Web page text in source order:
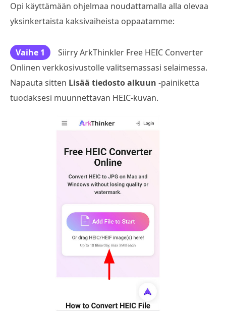
Opi käyttämään ohjelmaa noudattamalla alla olevaa
yksinkertaista kaksivaiheista oppaatamme:
Vaihe 1
Siirry ArkThinkler Free HEIC Converter
Onlinen verkkosivustolle valitsemassasi selaimessa.
Napauta sitten Lisää tiedosto alkuun -painiketta
tuodaksesi muunnettavan HEIC-kuvan.